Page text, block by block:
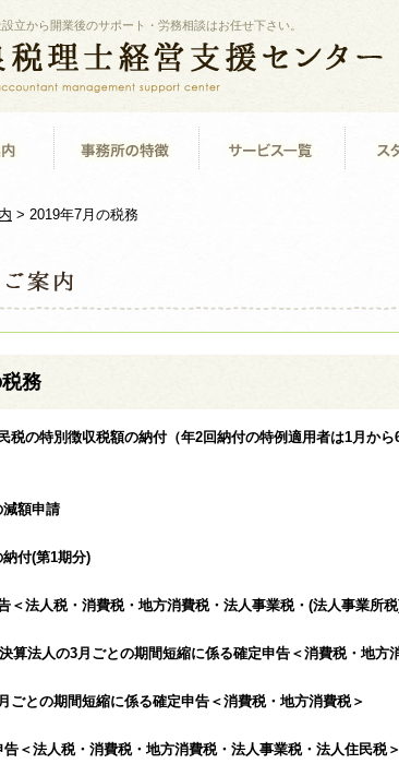
立から開業後のサポート・労務相談はお任せ下さい。
> 2019年7月の税務
務
税の特別徴収税額の納付（年2回納付の特例適用者は1月か
額申請
付(第1期分)
＜法人税・消費税・地方消費税・法人事業税・(法人事業所
算法人の3月ごとの期間短縮に係る確定申告＜消費税・地方
ごとの期間短縮に係る確定申告＜消費税・地方消費税＞
＜法人税・消費税・地方消費税・法人事業税・法人住民税